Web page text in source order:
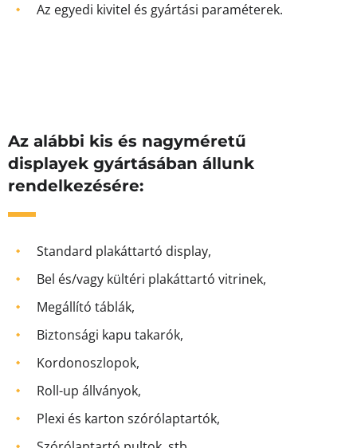
Az egyedi kivitel és gyártási paraméterek.
Az alábbi kis és nagyméretű
displayek gyártásában állunk
rendelkezésére:
Standard plakáttartó display,
Bel és/vagy kültéri plakáttartó vitrinek,
Megállító táblák,
Biztonsági kapu takarók,
Kordonoszlopok,
Roll-up állványok,
Plexi és karton szórólaptartók,